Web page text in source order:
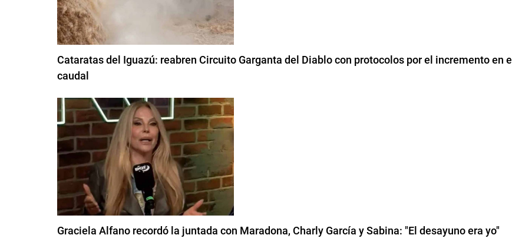
Cataratas del Iguazú: reabren Circuito Garganta del Diablo con protocolos por el incremento en el
caudal
Graciela Alfano recordó la juntada con Maradona, Charly García y Sabina: "El desayuno era yo"